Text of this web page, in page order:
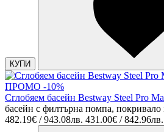
КУПИ
ПРОМО -10%
Сглобяем басейн Bestway Steel Pro
басейн с филтърна помпа, покривало
482.19€ / 943.08лв. 431.00€ / 842.96лв.